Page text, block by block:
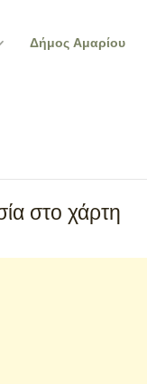
Δήμος Αμαρίου
στο χάρτη